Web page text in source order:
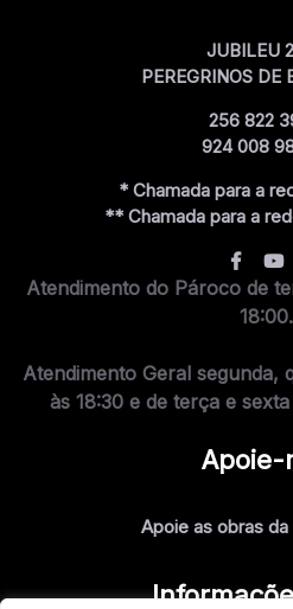
JUBILEU
PEREGRINOS DE
256 822
924 008
* Chamada para a
** Chamada para a
Atendimento do Pároco de
18:00.
Atendimento Geral segunda,
às 18:30 e de terça e
Apoie-
Apoie as obras